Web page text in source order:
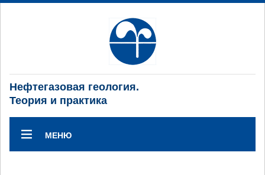
Нефтегазовая геология.
Теория и практика
МЕНЮ